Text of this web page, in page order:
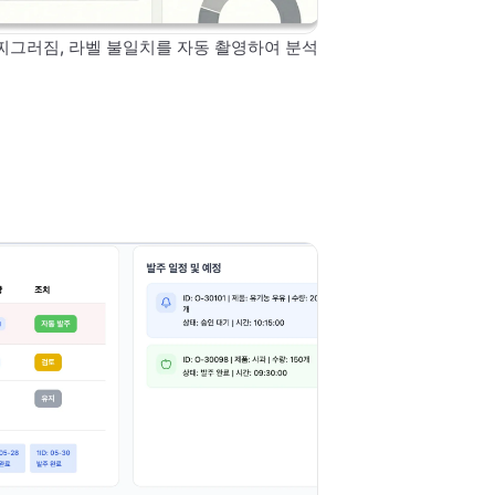
그러짐, 라벨 불일치를 자동 촬영하여 분석